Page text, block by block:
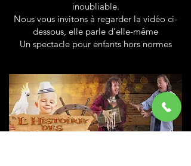
inoubliable.
Nous vous invitons à regarder la vidéo ci-
dessous, elle parle d’elle-même
Un spectacle pour enfants hors normes